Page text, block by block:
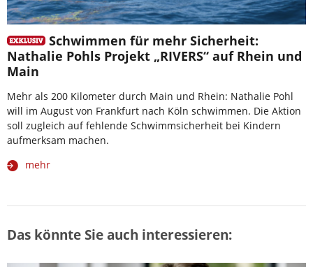
Schwimmen für mehr Sicherheit:
Nathalie Pohls Projekt „RIVERS“ auf Rhein und
Main
Mehr als 200 Kilometer durch Main und Rhein: Nathalie Pohl
will im August von Frankfurt nach Köln schwimmen. Die Aktion
soll zugleich auf fehlende Schwimmsicherheit bei Kindern
aufmerksam machen.
mehr
Das könnte Sie auch interessieren: